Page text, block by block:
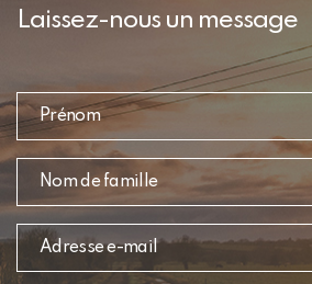
Laissez-nous un message